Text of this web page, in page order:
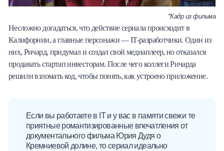
*Кадр из фильма
Несложно догадаться, что действие сериала происходит в
Калифорнии, а главные персонажи — IT-разработчики. Один из
них, Ричард, придумал и создал свой медиаплеер, но отказался
продавать стартап инвесторам. После чего коллеги Ричарда
решили взломать код, чтобы понять, как устроено приложение.
Если вы работаете в IT и у вас в памяти свежи те
приятные романтизированные впечатления от
документального фильма Юрия Дудя о
Кремниевой долине, то сериал идеально